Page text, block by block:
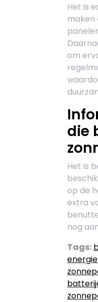
Het is
maken
om
die
Het is
op de
extra
nog
Tags: